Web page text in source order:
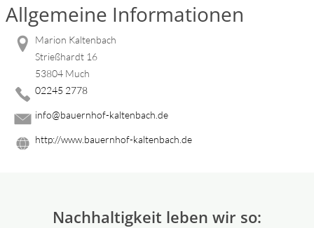
Allgemeine Informationen
Marion Kaltenbach
Strießhardt 16
53804 Much
02245 2778
info@bauernhof-kaltenbach.de
http://www.bauernhof-kaltenbach.de
Nachhaltigkeit leben wir so: